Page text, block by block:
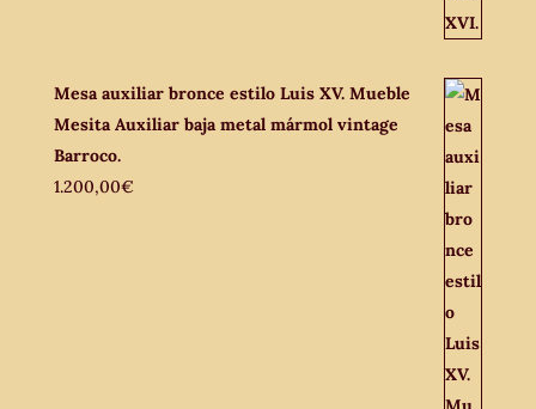
Mesa auxiliar bronce estilo Luis XV. Mueble
Mesita Auxiliar baja metal mármol vintage
Barroco.
1.200,00€